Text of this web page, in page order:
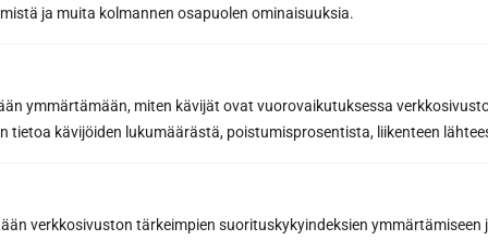
ja muita kolmannen osapuolen ominaisuuksia.
ymmärtämään, miten kävijät ovat vuorovaikutuksessa
tietoa kävijöiden lukumäärästä, poistumisprosentista, liikenteen
verkkosivuston tärkeimpien suorituskykyindeksien ymmärtämiseen
info@sunsauna.fi
mukaan.